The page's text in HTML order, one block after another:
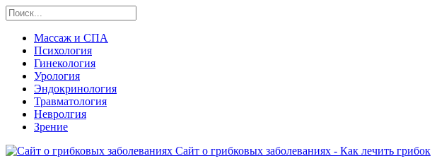
Массаж и СПА
Психология
Гинекология
Урология
Эндокринология
Травматология
Невролгия
Зрение
Сайт о грибковых заболеваниях - Как лечить грибок